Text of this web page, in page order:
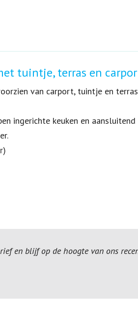
tuintje, terras en
van carport, tuintje en
ingerichte keuken en aansluitend
en blijf op de hoogte van ons